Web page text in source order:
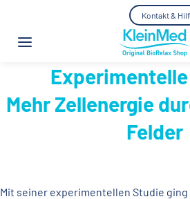
Kontakt &
Mehr Zellenergie
Felder
Mit seiner experimentellen Studie